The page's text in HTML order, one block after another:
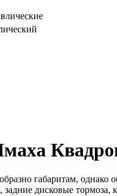
габаритам,
дисковые тормоза,